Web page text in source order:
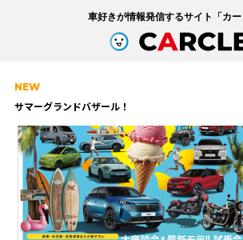
車好きが情報発信するサイト「カ
NEW
サマーグランドバザール！